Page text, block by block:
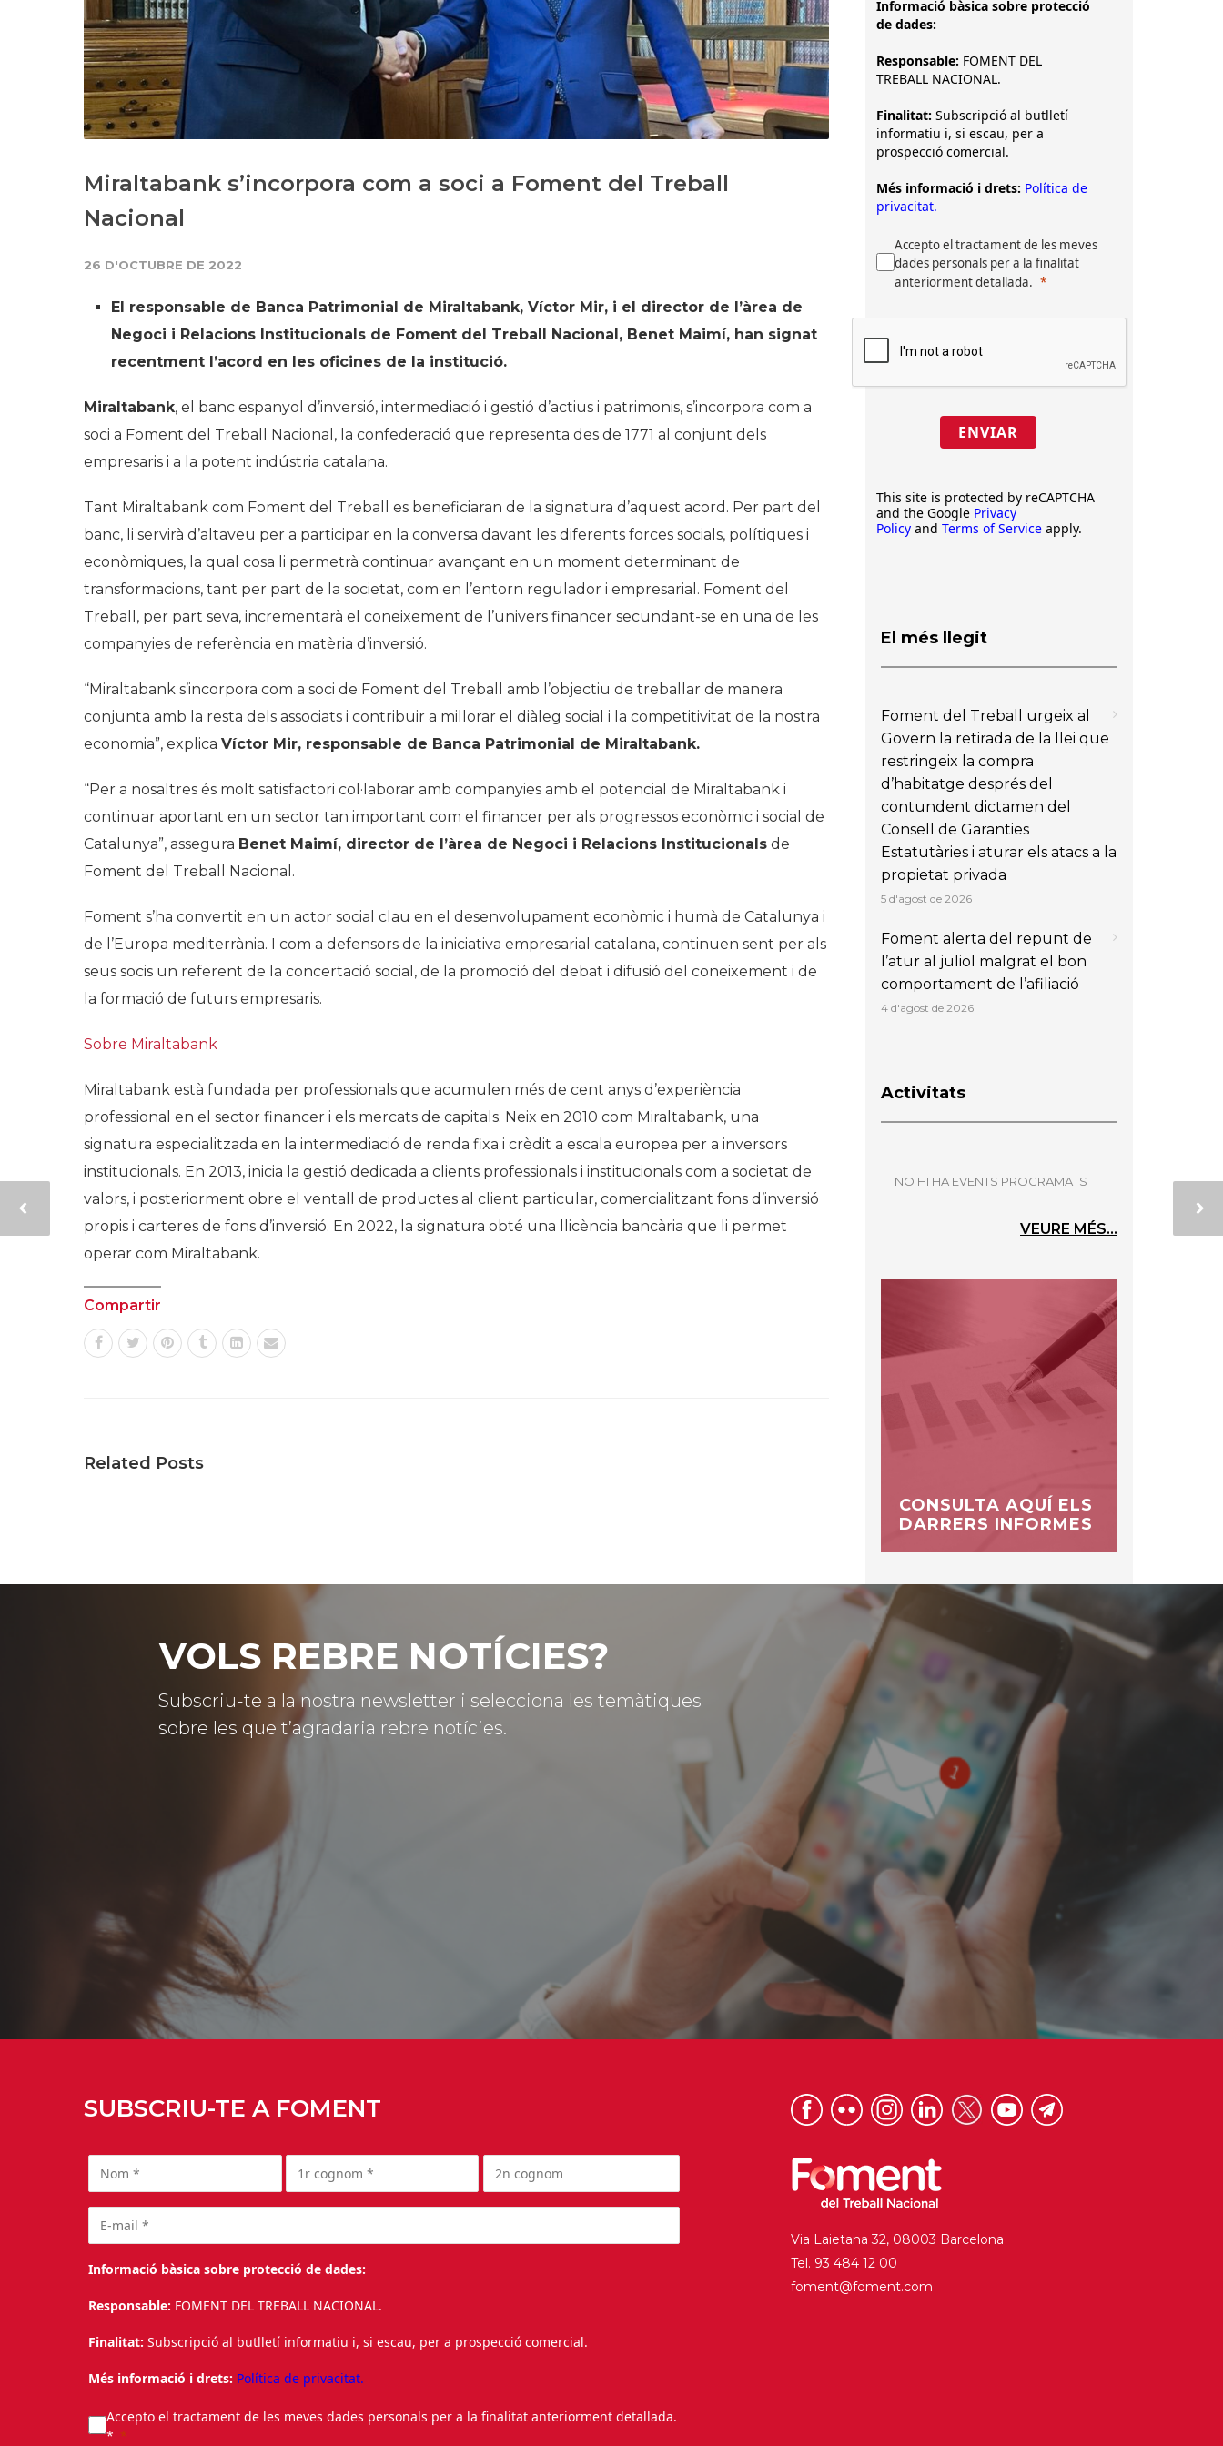
Història
Galeria de Presidents
Biblioteca Arxiu
Seu Social
Miraltabank s’incorpora com a soci a Foment del Treball
Nacional
26 D'OCTUBRE DE 2022
El responsable de Banca Patrimonial de Miraltabank, Víctor Mir, i el director de l’àrea de
Negoci i Relacions Institucionals de Foment del Treball Nacional, Benet Maimí, han signat
recentment l’acord en les oficines de la institució.
Miraltabank, el banc espanyol d’inversió, intermediació i gestió d’actius i patrimonis, s’incorpora com a
soci a Foment del Treball Nacional, la confederació que representa des de 1771 al conjunt dels
empresaris i a la potent indústria catalana.
Tant Miraltabank com Foment del Treball es beneficiaran de la signatura d’aquest acord. Per part del
banc, li servirà d’altaveu per a participar en la conversa davant les diferents forces socials, polítiques i
econòmiques, la qual cosa li permetrà continuar avançant en un moment determinant de
transformacions, tant per part de la societat, com en l’entorn regulador i empresarial. Foment del
Treball, per part seva, incrementarà el coneixement de l’univers financer secundant-se en una de les
companyies de referència en matèria d’inversió.
“Miraltabank s’incorpora com a soci de Foment del Treball amb l’objectiu de treballar de manera
conjunta amb la resta dels associats i contribuir a millorar el diàleg social i la competitivitat de la nostra
economia”, explica Víctor Mir, responsable de Banca Patrimonial de Miraltabank.
“Per a nosaltres és molt satisfactori col·laborar amb companyies amb el potencial de Miraltabank i
continuar aportant en un sector tan important com el financer per als progressos econòmic i social de
Catalunya”, assegura Benet Maimí, director de l’àrea de Negoci i Relacions Institucionals de
Foment del Treball Nacional.
Foment s’ha convertit en un actor social clau en el desenvolupament econòmic i humà de Catalunya i
de l’Europa mediterrània. I com a defensors de la iniciativa empresarial catalana, continuen sent per als
seus socis un referent de la concertació social, de la promoció del debat i difusió del coneixement i de
la formació de futurs empresaris.
Sobre Miraltabank
Miraltabank està fundada per professionals que acumulen més de cent anys d’experiència
professional en el sector financer i els mercats de capitals. Neix en 2010 com Miraltabank, una
signatura especialitzada en la intermediació de renda fixa i crèdit a escala europea per a inversors
institucionals. En 2013, inicia la gestió dedicada a clients professionals i institucionals com a societat de
valors, i posteriorment obre el ventall de productes al client particular, comercialitzant fons d’inversió
propis i carteres de fons d’inversió. En 2022, la signatura obté una llicència bancària que li permet
operar com Miraltabank.
Compartir
Related Posts
Informació bàsica sobre protecció
de dades:
Responsable: FOMENT DEL
TREBALL NACIONAL.
Finalitat: Subscripció al butlletí
informatiu i, si escau, per a
prospecció comercial.
Més informació i drets: Política de
privacitat.
Accepto el tractament de les meves
dades personals per a la finalitat
anteriorment detallada.
ENVIAR
This site is protected by reCAPTCHA
and the Google Privacy
Policy and Terms of Service apply.
El més llegit
Foment del Treball urgeix al
Govern la retirada de la llei que
restringeix la compra
d’habitatge després del
contundent dictamen del
Consell de Garanties
Estatutàries i aturar els atacs a la
propietat privada
5 d'agost de 2026
Foment alerta del repunt de
l’atur al juliol malgrat el bon
comportament de l’afiliació
4 d'agost de 2026
Activitats
NO HI HA EVENTS PROGRAMATS
VEURE MÉS...
CONSULTA AQUÍ ELS
DARRERS INFORMES
VOLS REBRE NOTÍCIES?
Subscriu-te a la nostra newsletter i selecciona les temàtiques
sobre les que t’agradaria rebre notícies.
SUBSCRIU-TE A FOMENT
Informació bàsica sobre protecció de dades:
Responsable: FOMENT DEL TREBALL NACIONAL.
Finalitat: Subscripció al butlletí informatiu i, si escau, per a prospecció comercial.
Més informació i drets: Política de privacitat.
Accepto el tractament de les meves dades personals per a la finalitat anteriorment detallada.
*
Via Laietana 32, 08003 Barcelona
Tel. 93 484 12 00
foment@foment.com